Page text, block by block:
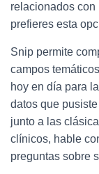
relacionados
prefieres esta
Snip permite
campos
hoy en día para
datos que
junto a las
clínicos, hable
preguntas sobre